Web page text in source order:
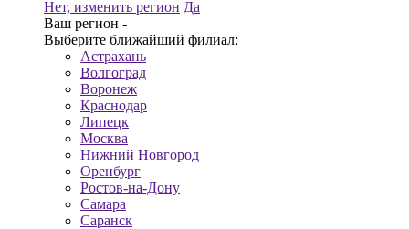
Нет, изменить регион Да
Ваш регион -
Выберите ближайший филиал:
Астрахань
Волгоград
Воронеж
Краснодар
Липецк
Москва
Нижний Новгород
Оренбург
Ростов-на-Дону
Самара
Саранск